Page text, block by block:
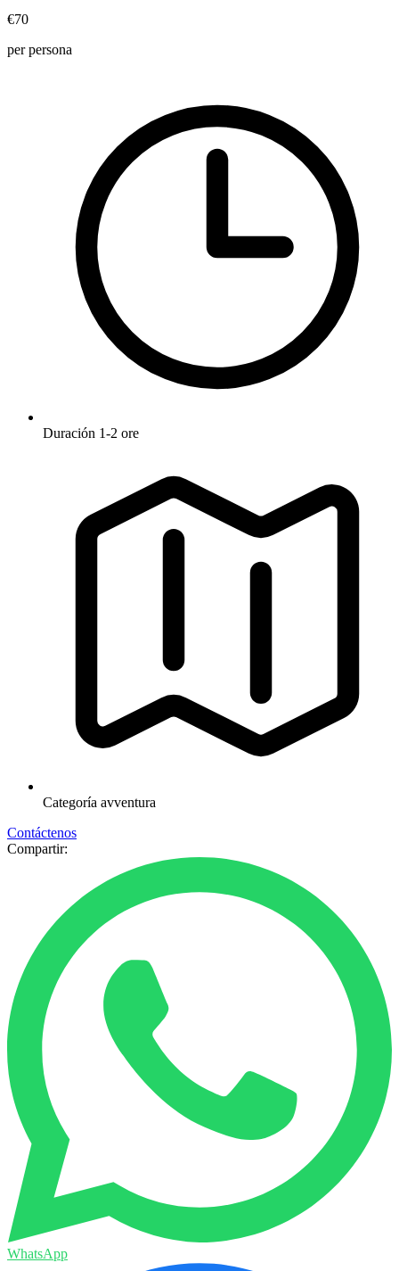
€70
per persona
Duración 1-2 ore
Categoría avventura
Contáctenos
Compartir:
WhatsApp